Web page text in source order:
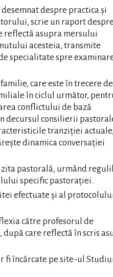
despre practica și
scrie un raport
reflectă asupra mersului
acesteia, transmite
specialitate spre
care este în trecere
în ciclul următor,
conflictului de bază
decursul consilierii
tranziției
dinamica conversației
pastorală, urmând
specific pastorației.
efectuate și al
către profesorul de
care reflectă în scris
fi încărcate pe site-ul